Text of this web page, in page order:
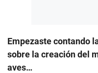
Empezaste contando
sobre la creación del
aves…